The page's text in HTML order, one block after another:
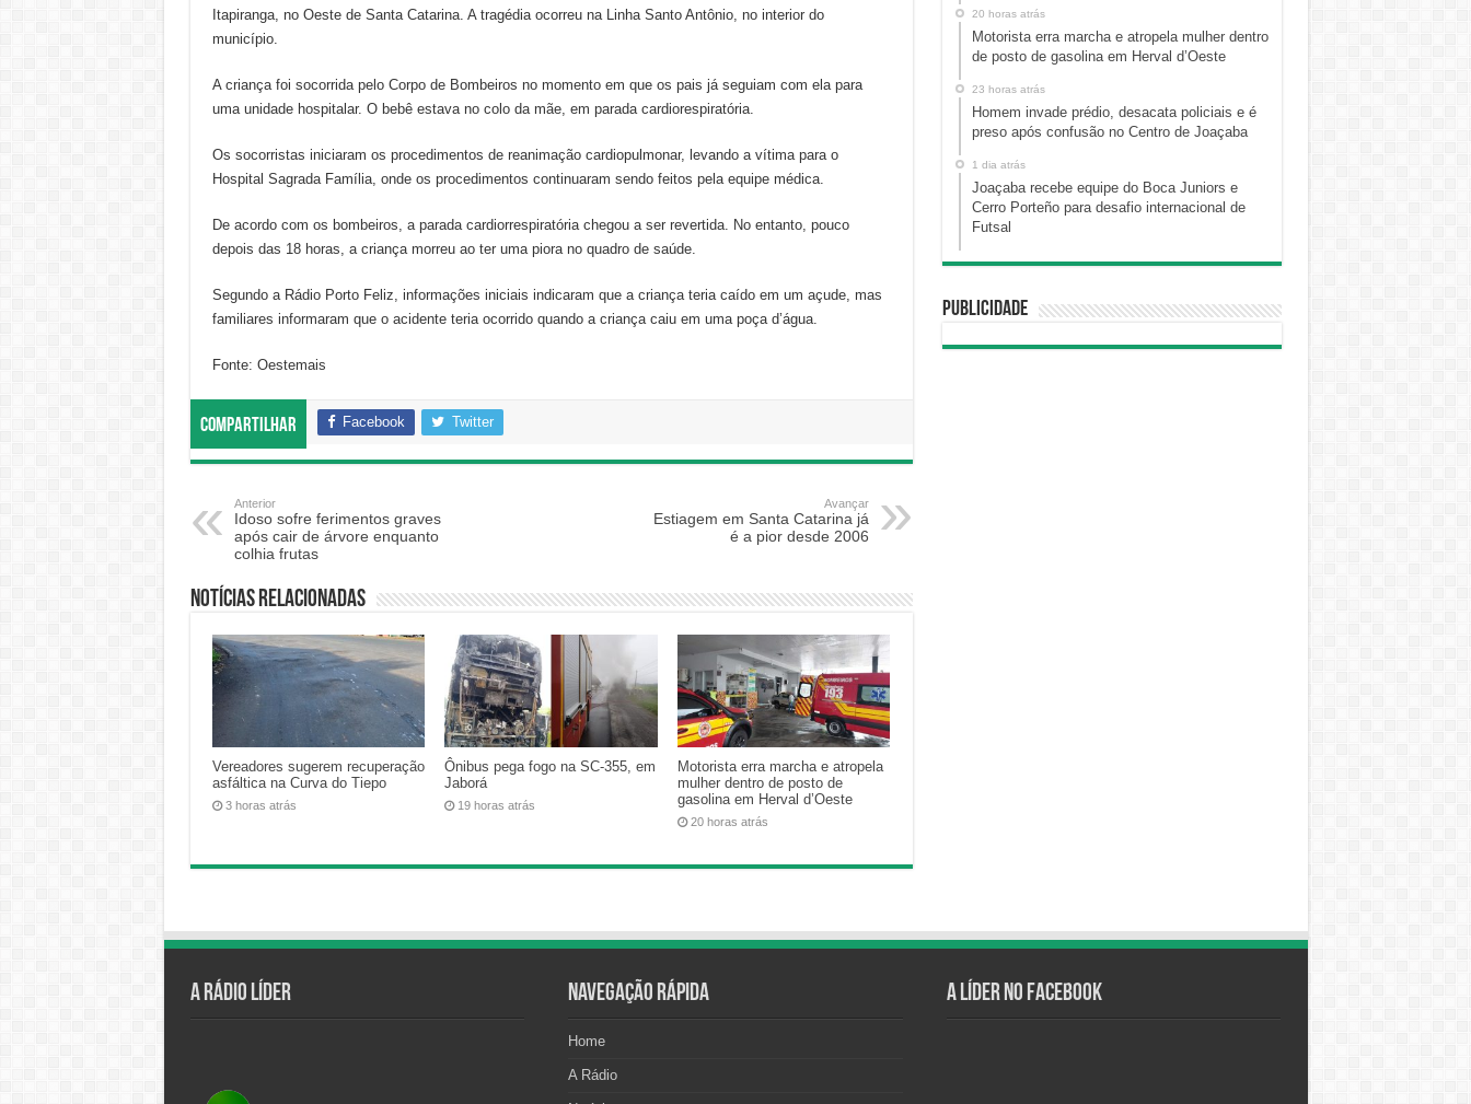
Itapiranga, no Oeste de Santa Catarina. A tragédia ocorreu na Linha Santo Antônio, no interior do
município.
A criança foi socorrida pelo Corpo de Bombeiros no momento em que os pais já seguiam com ela para
uma unidade hospitalar. O bebê estava no colo da mãe, em parada cardiorespiratória.
Os socorristas iniciaram os procedimentos de reanimação cardiopulmonar, levando a vítima para o
Hospital Sagrada Família, onde os procedimentos continuaram sendo feitos pela equipe médica.
De acordo com os bombeiros, a parada cardiorrespiratória chegou a ser revertida. No entanto, pouco
depois das 18 horas, a criança morreu ao ter uma piora no quadro de saúde.
Segundo a Rádio Porto Feliz, informações iniciais indicaram que a criança teria caído em um açude, mas
familiares informaram que o acidente teria ocorrido quando a criança caiu em uma poça d’água.
Fonte: Oestemais
Compartilhar Facebook Twitter
Anterior
Idoso sofre ferimentos graves
após cair de árvore enquanto
colhia frutas
Avançar
Estiagem em Santa Catarina já
é a pior desde 2006
Notícias relacionadas
Vereadores sugerem recuperação
asfáltica na Curva do Tiepo
3 horas atrás
Ônibus pega fogo na SC-355, em
Jaborá
19 horas atrás
Motorista erra marcha e atropela
mulher dentro de posto de
gasolina em Herval d’Oeste
20 horas atrás
20 horas atrás
Motorista erra marcha e atropela mulher dentro
de posto de gasolina em Herval d’Oeste
23 horas atrás
Homem invade prédio, desacata policiais e é
preso após confusão no Centro de Joaçaba
1 dia atrás
Joaçaba recebe equipe do Boca Juniors e
Cerro Porteño para desafio internacional de
Futsal
Publicidade
A Rádio Líder Navegação Rápida
Home
A Rádio
A Líder no Facebook